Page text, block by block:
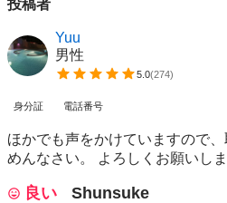
投稿者
Yuu
男性
5.0(274)
身分証 電話番号
ほかでも声をかけていますので
めんなさい。 よろしくお願いし
良い
Shunsuke